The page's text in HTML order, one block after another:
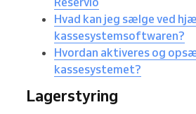
Hvad kan jeg sælge ved
kassesystemsoftwaren?
Hvordan aktiveres og
kassesystemet?
Lagerstyring